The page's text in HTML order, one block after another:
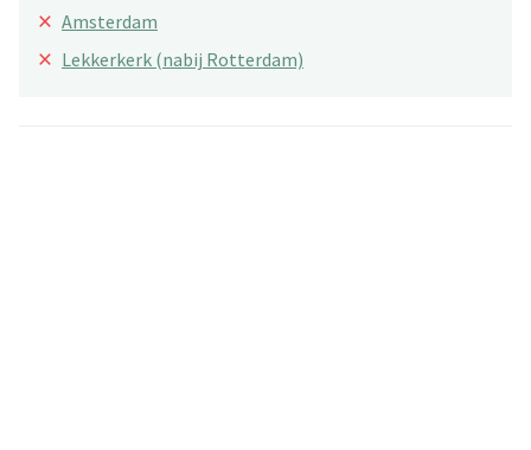
× Amsterdam
× Lekkerkerk (nabij Rotterdam)